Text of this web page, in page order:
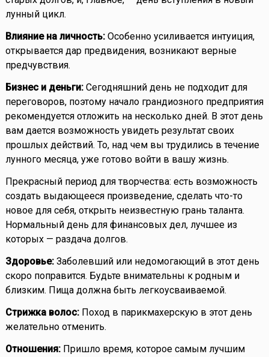
лунный цикл.
Влияние на личность:Особенно усиливается интуиция,
открывается дар предвидения, возникают верные
предчувствия.
Бизнес и деньги:Сегодняшний день не подходит для
переговоров, поэтому начало грандиозного предприятия
рекомендуется отложить на несколько дней. В этот день
вам дается возможность увидеть результат своих
прошлых действий. То, над чем вы трудились в течение
лунного месяца, уже готово войти в вашу жизнь.
Прекрасный период для творчества: есть возможность
создать выдающееся произведение, сделать что-то
новое для себя, открыть неизвестную грань таланта.
Нормальный день для финансовых дел, лучшее из
которых — раздача долгов.
Здоровье:Заболевший или недомогающий в этот день
скоро поправится. Будьте внимательны к родным и
близким. Пища должна быть легкоусваиваемой.
Стрижка волос:Поход в парикмахерскую в этот день
желательно отменить.
Отношения:Пришло время, которое самым лучшим